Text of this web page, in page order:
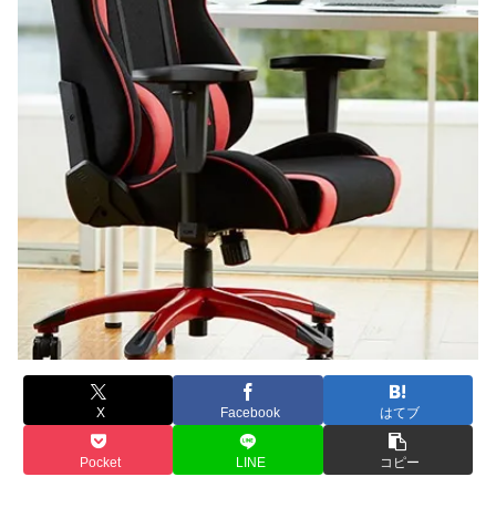
X Facebook はてブ
Pocket LINE コピー